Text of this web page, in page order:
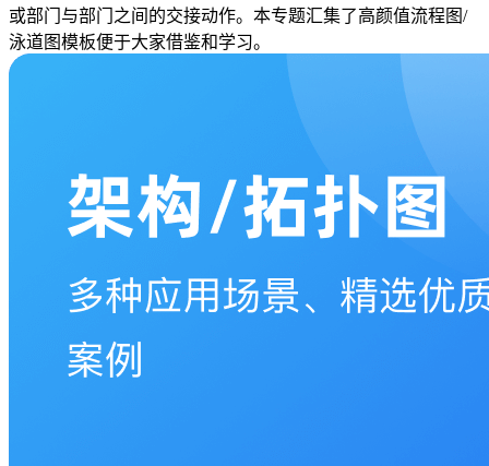
或部门与部门之间的交接动作。本专题汇集了高颜值流程图/
泳道图模板便于大家借鉴和学习。